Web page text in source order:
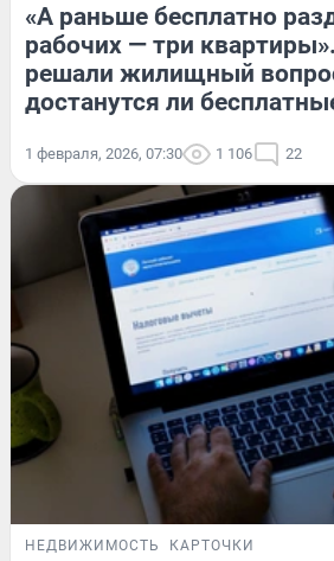
«А раньше бесплатно
рабочих — три
решали жилищный
достанутся ли
1 февраля, 2026, 07:30 1 106 22
НЕДВИЖИМОСТЬ КАРТОЧКИ